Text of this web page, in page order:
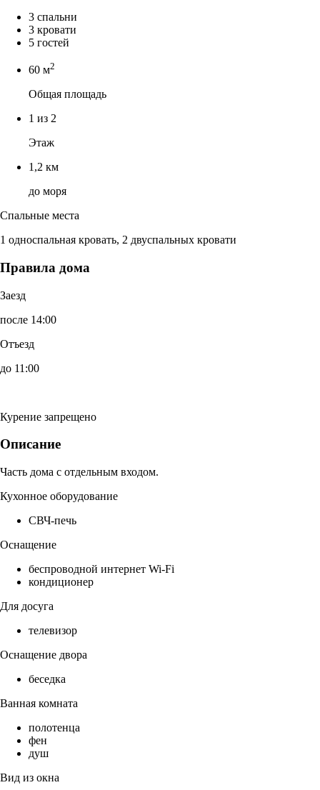
3 спальни
3 кровати
5 гостей
60 м2
Общая площадь
1 из 2
Этаж
1,2 км
до моря
Спальные места
1 односпальная кровать, 2 двуспальных кровати
Правила дома
Заезд
после 14:00
Отъезд
до 11:00
Курение запрещено
Описание
Часть дома с отдельным входом.
Кухонное оборудование
СВЧ-печь
Оснащение
беспроводной интернет Wi-Fi
кондиционер
Для досуга
телевизор
Оснащение двора
беседка
Ванная комната
полотенца
фен
душ
Вид из окна